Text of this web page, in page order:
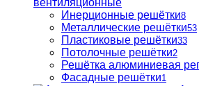
вентиляционные
Инерционные решётки8
Металлические решётки53
Пластиковые решётки33
Потолочные решётки2
Решётка алюминиевая
Фасадные решётки1